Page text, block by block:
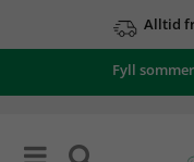
Alltid
Fyll